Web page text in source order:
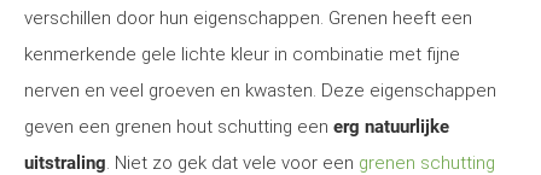
verschillen door hun eigenschappen. Grenen heeft een
kenmerkende gele lichte kleur in combinatie met fijne
nerven en veel groeven en kwasten. Deze eigenschappen
geven een grenen hout schutting een erg natuurlijke
uitstraling. Niet zo gek dat vele voor een grenen schutting